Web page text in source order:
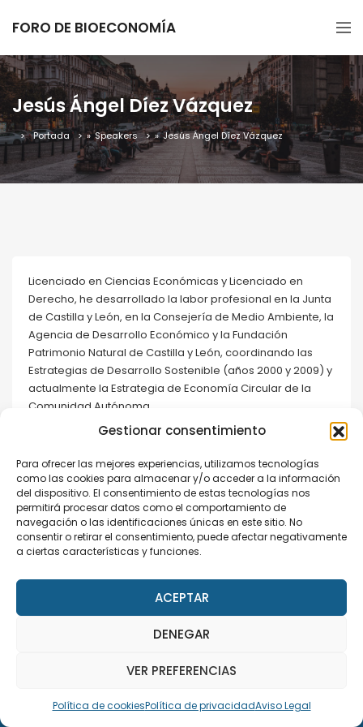
Gestionar consentimiento
Para ofrecer las mejores experiencias, utilizamos tecnologías
como las cookies para almacenar y/o acceder a la información
del dispositivo. El consentimiento de estas tecnologías nos
permitirá procesar datos como el comportamiento de
navegación o las identificaciones únicas en este sitio. No
consentir o retirar el consentimiento, puede afectar negativamente
a ciertas características y funciones.
ACEPTAR
DENEGAR
VER PREFERENCIAS
Política de cookiesPolítica de privacidadAviso Legal
FORO DE BIOECONOMÍA
Jesús Ángel Díez Vázquez
Portada » Speakers » Jesús Ángel Díez Vázquez
Licenciado en Ciencias Económicas y Licenciado en
Derecho, he desarrollado la labor profesional en la Junta
de Castilla y León, en la Consejería de Medio Ambiente, la
Agencia de Desarrollo Económico y la Fundación
Patrimonio Natural de Castilla y León, coordinando las
Estrategias de Desarrollo Sostenible (años 2000 y 2009) y
actualmente la Estrategia de Economía Circular de la
Comunidad Autónoma.
I Accept